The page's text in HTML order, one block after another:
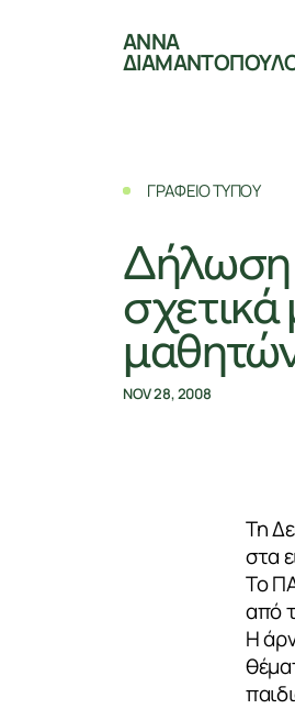
ΑΝΝΑ
ΓΡΑΦΕΙΟ ΤΥΠΟΥ
Δήλωση
NOV 28, 2008
Τη
στα
Το
από
Η